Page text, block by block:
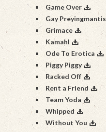
Game Over
Gay Preyingmantis
Grimace
Kamahl
Ode To Erotica
Piggy Piggy
Racked Off
Rent a Friend
Team Yoda
Whipped
Without You